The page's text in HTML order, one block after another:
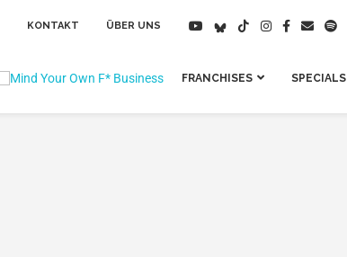
KONTAKT ÜBER UNS
FRANCHISES SPECIALS